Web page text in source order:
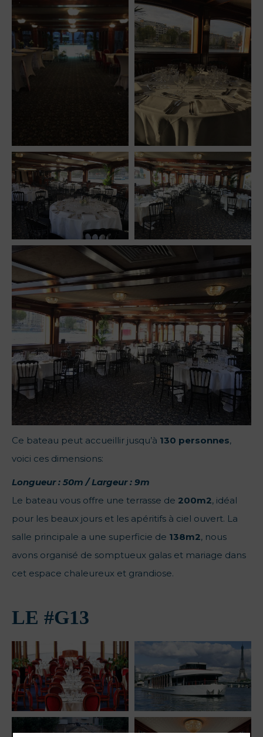
Ce bateau peut accueillir jusqu’à 130 personnes,
voici ces dimensions:
Longueur : 50m / Largeur : 9m
Le bateau vous offre une terrasse de 200m2, idéal
pour les beaux jours et les apéritifs à ciel ouvert. La
salle principale a une superficie de 138m2, nous
avons organisé de somptueux galas et mariage dans
cet espace chaleureux et grandiose.
LE #G13